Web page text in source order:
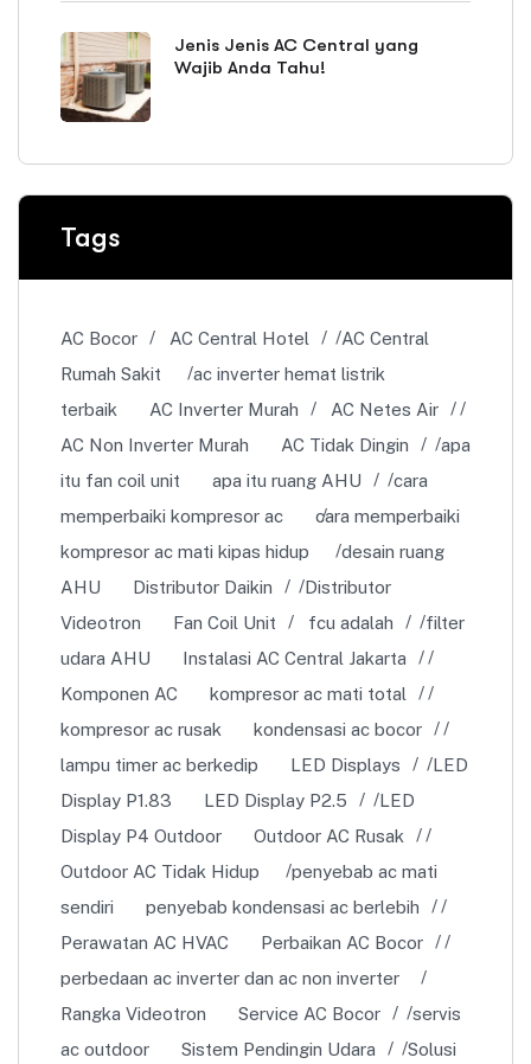
Jenis Jenis AC Central yang
Wajib Anda Tahu!
Tags
AC Bocor AC Central Hotel
AC Central
Rumah Sakit
ac inverter hemat listrik
terbaik
AC Inverter Murah
AC Netes Air
AC Non Inverter Murah
AC Tidak Dingin
apa
itu fan coil unit
apa itu ruang AHU
cara
memperbaiki kompresor ac
cara memperbaiki
kompresor ac mati kipas hidup
desain ruang
AHU
Distributor Daikin
Distributor
Videotron
Fan Coil Unit fcu adalah
filter
udara AHU
Instalasi AC Central Jakarta
Komponen AC
kompresor ac mati total
kompresor ac rusak
kondensasi ac bocor
lampu timer ac berkedip
LED Displays
LED
Display P1.83
LED Display P2.5
LED
Display P4 Outdoor
Outdoor AC Rusak
Outdoor AC Tidak Hidup
penyebab ac mati
sendiri
penyebab kondensasi ac berlebih
Perawatan AC HVAC
Perbaikan AC Bocor
perbedaan ac inverter dan ac non inverter
Rangka Videotron
Service AC Bocor
servis
ac outdoor
Sistem Pendingin Udara Solusi